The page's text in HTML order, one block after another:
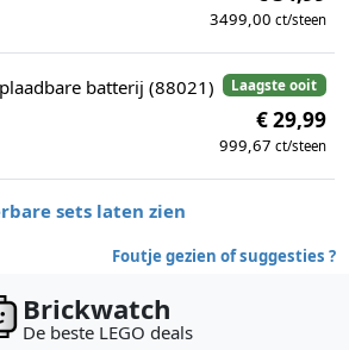
3499,00 ct/steen
Laagste ooit
batterij (88021)
€ 29,99
999,67 ct/steen
sets laten zien
Foutje gezien of suggesties ?
Brickwatch
De beste LEGO deals